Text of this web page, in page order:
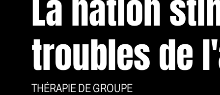
troubles de
THÉRAPIE DE GROUPE